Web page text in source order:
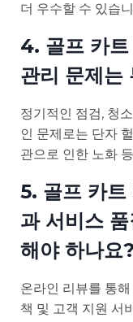
더 우수할 수 있습
4. 골프 카트
관리 문제는
정기적인 점검, 청
인 문제로는 단자
관으로 인한 노화
5. 골프 카트
과 서비스
해야 하나요?
온라인 리뷰를 통
책 및 고객 지원 서